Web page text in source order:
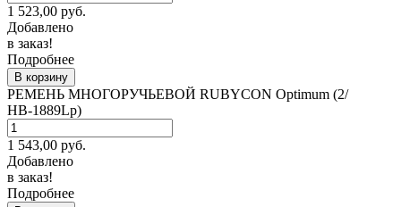
1 523,00 руб.
Добавлено
в заказ!
Подробнее
В корзину
РЕМЕНЬ МНОГОРУЧЬЕВОЙ RUBYCON Optimum (2/
НВ-1889Lp)
1 543,00 руб.
Добавлено
в заказ!
Подробнее